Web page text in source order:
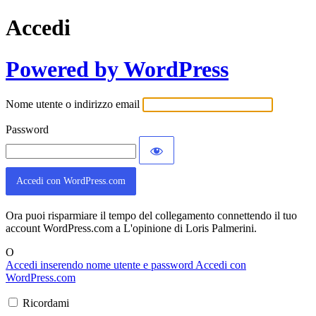
Accedi
Powered by WordPress
Nome utente o indirizzo email
Password
Accedi con WordPress.com
Ora puoi risparmiare il tempo del collegamento connettendo il tuo
account WordPress.com a L'opinione di Loris Palmerini.
O
Accedi inserendo nome utente e password Accedi con
WordPress.com
Ricordami